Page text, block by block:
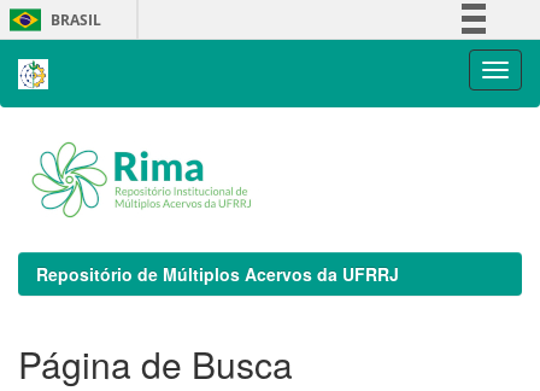
Skip
navigation
BRASIL
Repositório de Múltiplos Acervos da UFRRJ
Página de Busca